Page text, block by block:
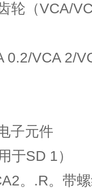
轮（VCA/
0.2/VCA 2/
子元件
于SD 1）
。.R。带